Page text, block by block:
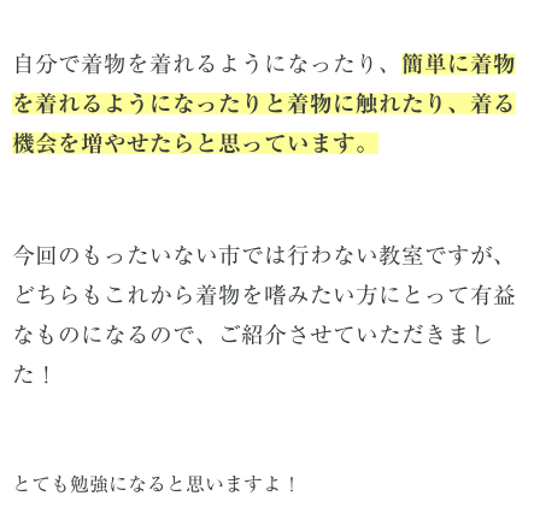
自分で着物を着れるようになったり、 簡単に着物
を着れるようになったりと着物に触れたり、着る
機会を増やせたらと思っています。
今回のもったいない市では行わない教室ですが、
どちらもこれから着物を嗜みたい方にとって有益
なものになるので、ご紹介させていただきまし
た！
とても勉強になると思いますよ！